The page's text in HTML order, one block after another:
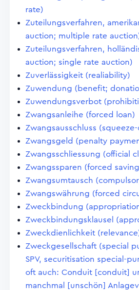
rate)
Zuteilungsverfahren,
auction; multiple rate
Zuteilungsverfahren,
auction; single rate auction)
Zuverlässigkeit (realiability)
Zuwendung (benefit;
Zuwendungsverbot
Zwangsanleihe (forced loan)
Zwangsausschluss
Zwangsgeld (penalty
Zwangsschliessung (official
Zwangssparen (forced
Zwangsumtausch
Zwangswährung (forced
Zweckbindung
Zweckbindungsklausel
Zweckdienlichkeit
Zweckgesellschaft (special
SPV, securitisation special-
oft auch: Conduit [conduit]
manchmal [unschön]